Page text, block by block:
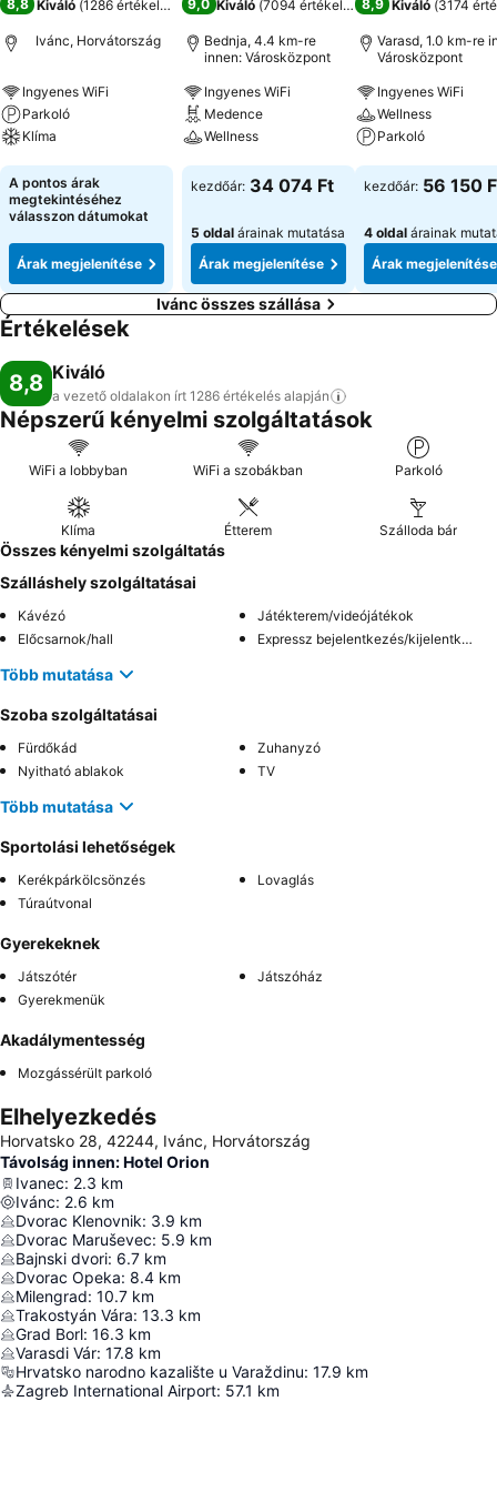
8,8 Kiváló (1286 értékelés
Ivánc, Horvátország
Ingyenes WiFi
Parkoló
Klíma
Árak megjelenítése
A pontos árak
megtekintéséhez
válasszon dátumokat
Árak megjelenítése
9,0 Kiváló (7094 értékelés )
Bednja, 4.4 km-re
innen: Városközpont
Ingyenes WiFi
Medence
Wellness
Árak megjelenítése
kezdőár: 34 074 Ft
5 oldal árainak mutatása
Árak megjelenítése
8,9 Kiváló (3174
Varasd, 1.0 km-re
Városközpont
Ingyenes WiFi
Wellness
Parkoló
Árak
kezdőár: 56 150
4 oldal árainak
Árak megjelenítése
Ivánc összes szállása
Értékelések
8,8 Kiváló
a vezető oldalakon írt 1286 értékelés alapján
Népszerű kényelmi szolgáltatások
WiFi a lobbyban WiFi a szobákban Parkoló
Klíma Étterem Szálloda bár
Összes kényelmi szolgáltatás
Szálláshely szolgáltatásai
Kávézó
Játékterem/videójátékok
Előcsarnok/hall
Expressz bejelentkezés/kijelentkezés
Több mutatása
Szoba szolgáltatásai
Fürdőkád
Zuhanyzó
Nyitható ablakok
TV
Több mutatása
Sportolási lehetőségek
Kerékpárkölcsönzés
Lovaglás
Túraútvonal
Gyerekeknek
Játszótér
Játszóház
Gyerekmenük
Akadálymentesség
Mozgássérült parkoló
Elhelyezkedés
Horvatsko 28, 42244, Ivánc, Horvátország
Távolság innen: Hotel Orion
Ivanec: 2.3 km
Ivánc: 2.6 km
Dvorac Klenovnik: 3.9 km
Dvorac Maruševec: 5.9 km
Bajnski dvori: 6.7 km
Dvorac Opeka: 8.4 km
Milengrad: 10.7 km
Trakostyán Vára: 13.3 km
Grad Borl: 16.3 km
Varasdi Vár: 17.8 km
Hrvatsko narodno kazalište u Varaždinu: 17.9 km
Zagreb International Airport: 57.1 km